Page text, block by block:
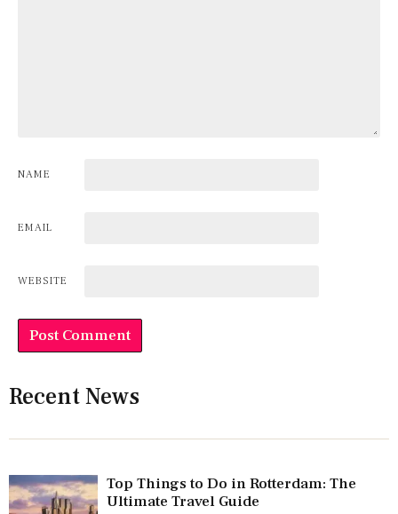
NAME
EMAIL
WEBSITE
Recent News
Top Things to Do in Rotterdam: The
Ultimate Travel Guide